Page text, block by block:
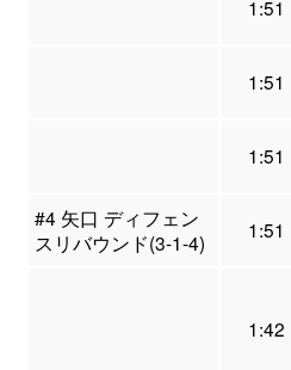
1:51
1:51
1:51
#4 矢口 ディフェン
スリバウンド(3-1-4)
1:51
1:42